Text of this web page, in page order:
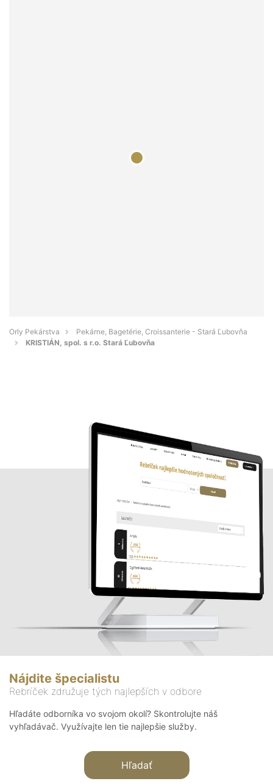
Orly Pekárstva
Pekárne, Bagetérie, Croissanterie - Stará Ľubovňa
KRISTIÁN, spol. s r.o. Stará Ľubovňa
Nájdite špecialistu
Rebríček združuje tých najlepších v odbore
Hľadáte odborníka vo svojom okolí? Skontrolujte náš
vyhľadávač. Využívajte len tie najlepšie služby.
Hľadať